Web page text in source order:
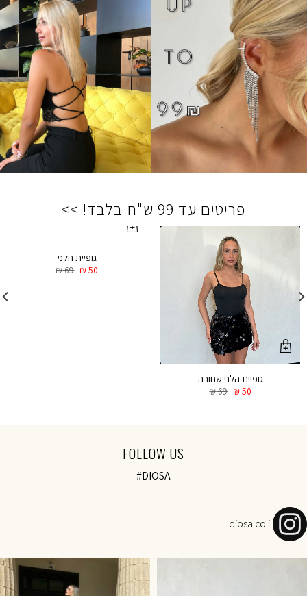
פריטים עד 99 ש"ח בלבד! >>
גופיית הלני שחורה
₪69 ₪50
גופיית הלני
₪69 ₪50
FOLLOW US
#DIOSA
diosa.co.il